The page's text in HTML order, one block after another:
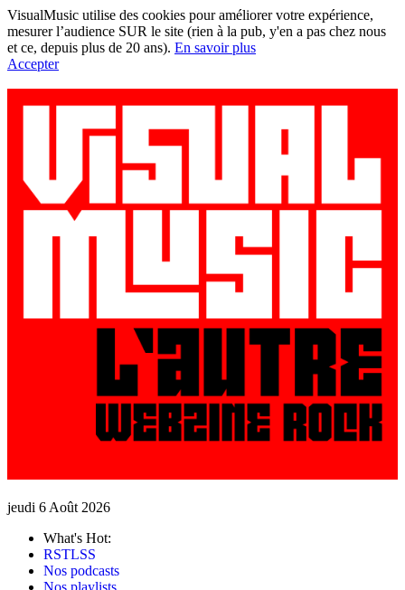
VisualMusic utilise des cookies pour améliorer votre expérience,
mesurer l’audience SUR le site (rien à la pub, y'en a pas chez nous
et ce, depuis plus de 20 ans). En savoir plus
Accepter
jeudi 6 Août 2026
What's Hot:
RSTLSS
Nos podcasts
Nos playlists